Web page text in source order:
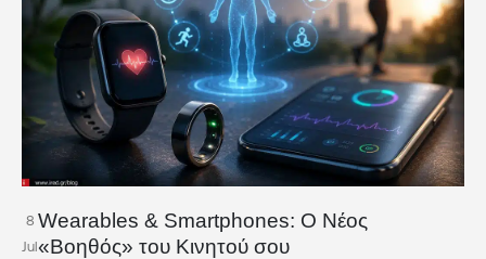
8
Jul
Wearables & Smartphones: Ο Νέος
«Βοηθός» του Κινητού σου